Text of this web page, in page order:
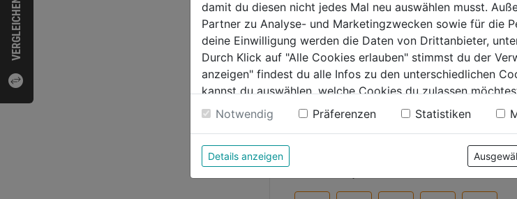
VERGLEICHEN
Sternen.
Sternen.
Bewertung
damit du diesen nicht jedes Mal neu auswählen musst.
Partner zu Analyse- und Marketingzwecken sowie für die
deine Einwilligung werden die Daten von Drittanbieter,
Durch Klick auf "Alle Cookies erlauben" stimmst du der
anzeigen" findest du alle Infos zu den unterschiedlichen
kannst du auswählen, welche Cookies du zulassen
Weitere Informationen findest du in unserer
Notwendig Präferenzen Statistiken
Details anzeigen